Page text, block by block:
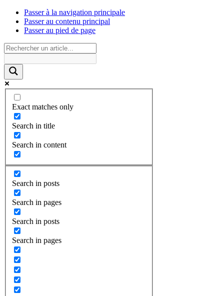
Passer à la navigation principale
Passer au contenu principal
Passer au pied de page
Exact matches only
Search in title
Search in content
Search in posts
Search in pages
Search in posts
Search in pages